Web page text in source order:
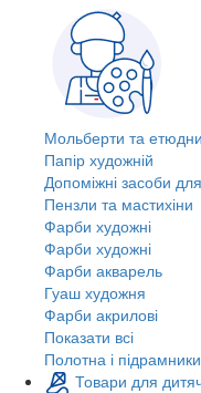
Мольберти та
Папір художній
Допоміжні засоби
Пензли та мастихіни
Фарби художні
Фарби художні
Фарби акварель
Гуаш художня
Фарби акрилові
Показати всі
Полотна і підрамники
Товари для